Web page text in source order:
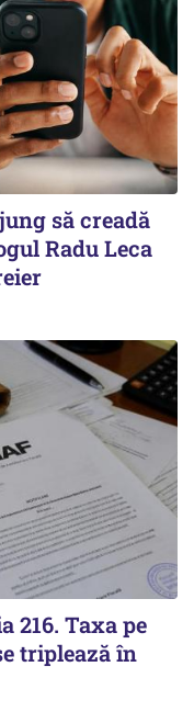
să creadă
Radu Leca
216. Taxa pe
triplează în